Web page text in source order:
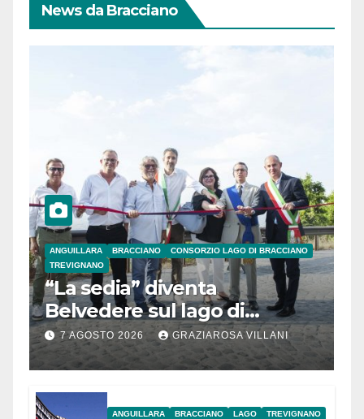
News da Bracciano
ANGUILLARA BRACCIANO
CONSORZIO LAGO DI BRACCIANO
TREVIGNANO
“La sedia” diventa
Belvedere sul lago di
Bracciano: ieri
l’inaugurazione
7 AGOSTO 2026 GRAZIAROSA VILLANI
ANGUILLARA BRACCIANO LAGO TREVIGNANO